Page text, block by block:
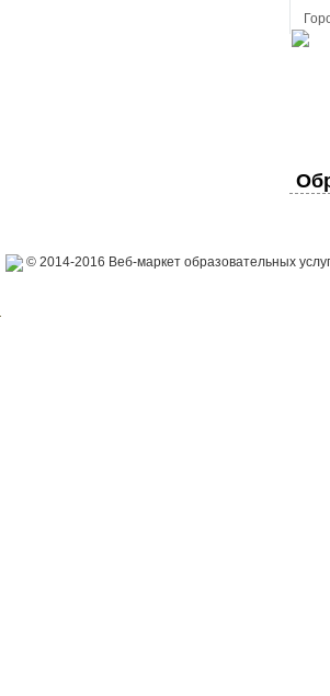
© 2014-2016 Веб-маркет образовательных